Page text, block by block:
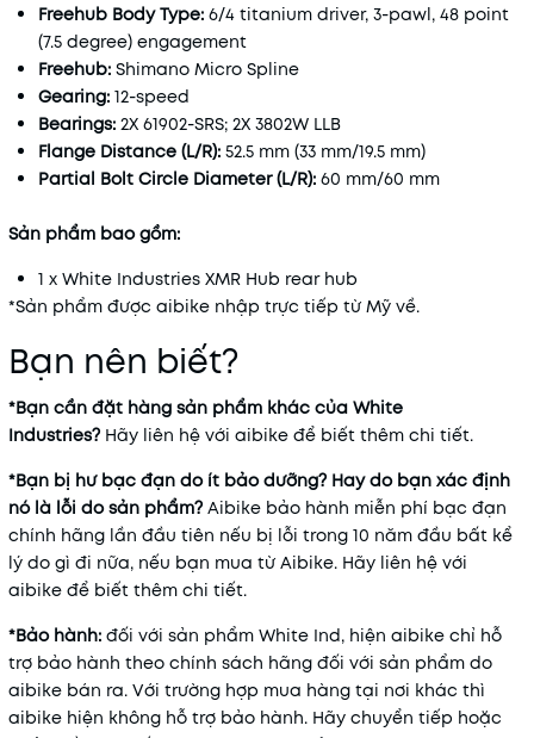
Freehub Body Type: 6/4 titanium driver, 3-pawl, 48 point
(7.5 degree) engagement
Freehub: Shimano Micro Spline
Gearing: 12-speed
Bearings: 2X 61902-SRS; 2X 3802W LLB
Flange Distance (L/R): 52.5 mm (33 mm/19.5 mm)
Partial Bolt Circle Diameter (L/R): 60 mm/60 mm
Sản phẩm bao gồm:
1 x White Industries XMR Hub rear hub
*Sản phẩm được aibike nhập trực tiếp từ Mỹ về.
Bạn nên biết?
*Bạn cần đặt hàng sản phẩm khác của White
Industries? Hãy liên hệ với aibike để biết thêm chi tiết.
*Bạn bị hư bạc đạn do ít bảo dưỡng? Hay do bạn xác định
nó là lỗi do sản phẩm? Aibike bảo hành miễn phí bạc đạn
chính hãng lần đầu tiên nếu bị lỗi trong 10 năm đầu bất kể
lý do gì đi nữa, nếu bạn mua từ Aibike. Hãy liên hệ với
aibike để biết thêm chi tiết.
*Bảo hành: đối với sản phẩm White Ind, hiện aibike chỉ hỗ
trợ bảo hành theo chính sách hãng đối với sản phẩm do
aibike bán ra. Với trường hợp mua hàng tại nơi khác thì
aibike hiện không hỗ trợ bảo hành. Hãy chuyển tiếp hoặc